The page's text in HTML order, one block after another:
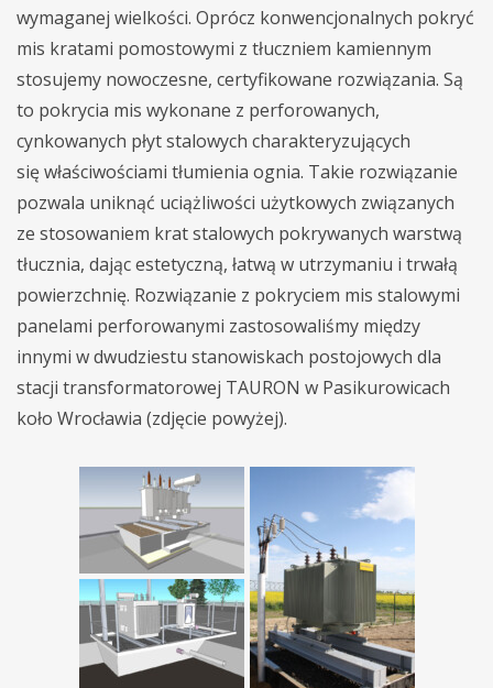
wymaganej wielkości. Oprócz konwencjonalnych pokryć
mis kratami pomostowymi z tłuczniem kamiennym
stosujemy nowoczesne, certyfikowane rozwiązania. Są
to pokrycia mis wykonane z perforowanych,
cynkowanych płyt stalowych charakteryzujących
się właściwościami tłumienia ognia. Takie rozwiązanie
pozwala uniknąć uciążliwości użytkowych związanych
ze stosowaniem krat stalowych pokrywanych warstwą
tłucznia, dając estetyczną, łatwą w utrzymaniu i trwałą
powierzchnię. Rozwiązanie z pokryciem mis stalowymi
panelami perforowanymi zastosowaliśmy między
innymi w dwudziestu stanowiskach postojowych dla
stacji transformatorowej TAURON w Pasikurowicach
koło Wrocławia (zdjęcie powyżej).